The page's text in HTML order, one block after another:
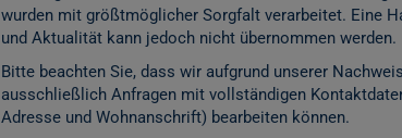
wurden mit größtmöglicher Sorgfalt verarbeitet. Eine
und Aktualität kann jedoch nicht übernommen werden.
Bitte beachten Sie, dass wir aufgrund unserer
ausschließlich Anfragen mit vollständigen
Adresse und Wohnanschrift) bearbeiten können.